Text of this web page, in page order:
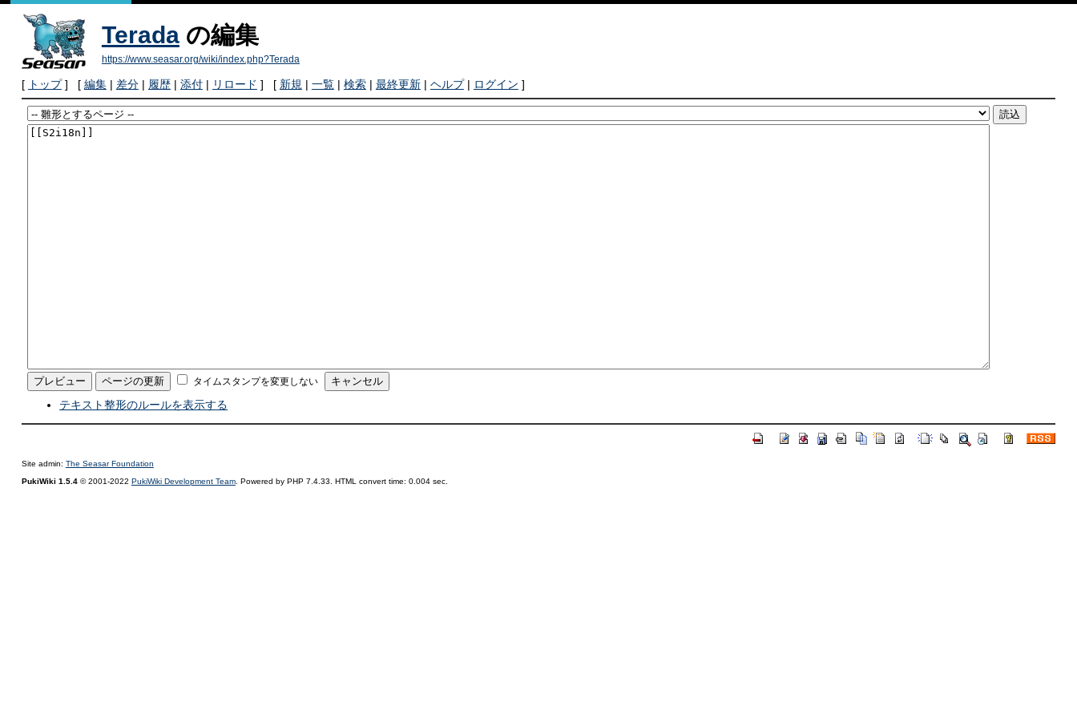
Teradaの編集
https://www.seasar.org/wiki/index.php?Terada
[ トップ] [ 編集| 差分| 履歴| 添付| リロード ] [ 新規 | 一覧| 検索| 最終更新| ヘルプ| ログイン ]
タイムスタンプを変更しない
テキスト整形のルールを表示する
Site admin: The Seasar Foundation
PukiWiki 1.5.4© 2001-2022 PukiWiki Development Team. Powered by PHP 7.4.33. HTML convert time: 0.004 sec.